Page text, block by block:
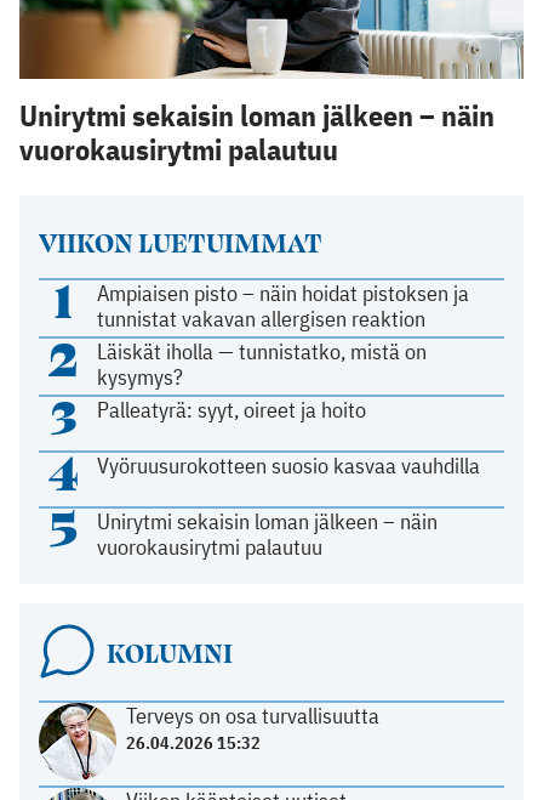
VIIKON LUETUIMMAT
1
Ampiaisen pisto – näin hoidat pistoksen ja
tunnistat vakavan allergisen reaktion
2
Läiskät iholla — tunnistatko, mistä on
kysymys?
3 Palleatyrä: syyt, oireet ja hoito
4 Vyöruusurokotteen suosio kasvaa vauhdilla
5
Unirytmi sekaisin loman jälkeen – näin
vuorokausirytmi palautuu
KOLUMNI
Terveys on osa turvallisuutta
26.04.2026 15:32
Unirytmi sekaisin loman jälkeen – näin
vuorokausirytmi palautuu